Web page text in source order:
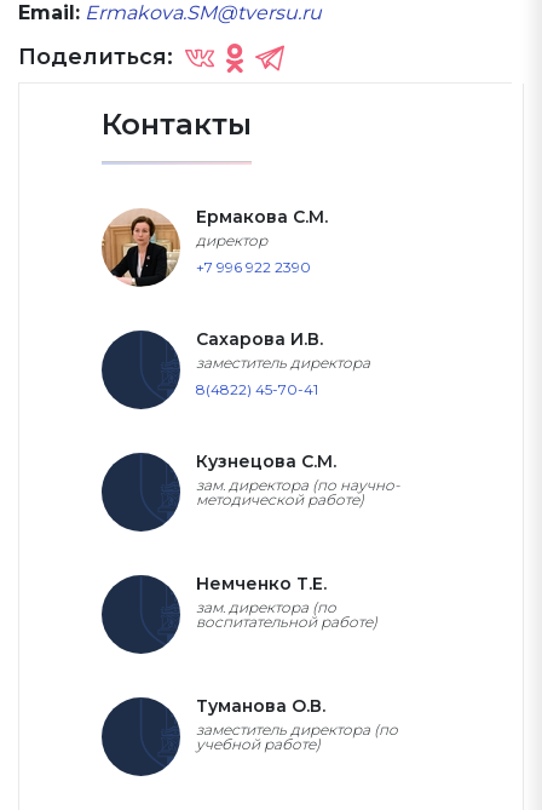
Email: Ermakova.SM@tversu.ru
Поделиться:
Контакты
Ермакова С.М.
директор
+7 996 922 2390
Сахарова И.В.
заместитель директора
8(4822) 45-70-41
Кузнецова С.М.
зам. директора (по научно-
методической работе)
Немченко Т.Е.
зам. директора (по
воспитательной работе)
Туманова О.В.
заместитель директора (по
учебной работе)